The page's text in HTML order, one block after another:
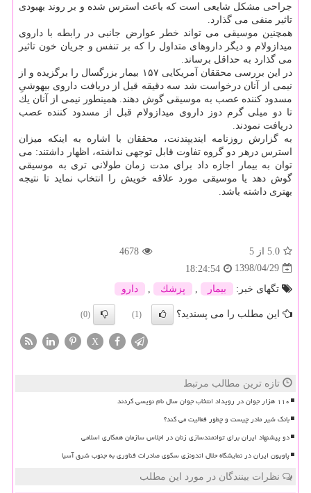
جراحی مشكل شایعی است كه باعث استرس شده و بر روند بهبودی
تاثیر منفی می گذارد.
همچنین موسیقی می تواند خطر عوارض جانبی در رابطه با داروی
میدازولام و دیگر داروهای متداول را كه بر تنفس و جریان خون تاثیر
می گذارد به حداقل برساند.
در این بررسی محققان آمریكایی ۱۵۷ بیمار بزرگسال را برگزیده و از
نیمی از آنان درخواست شد سه دقیقه قبل از دریافت داروی بیهوشیِ
مسدود كننده عصب به موسیقی گوش دهند. همینطور نیمی از آنان یك
تا دو میلی گرم دوز داروی میدازولام قبل از مسدود كننده عصب
دریافت نمودند.
به گزارش روزنامه ایندیپندنت، محققان با اشاره به اینكه میزان
استرس درهر دو گروه تفاوت قابل توجهی نداشته، اظهار داشتند: می
توان به بیمار اجازه داد برای مدت زمان طولانی تری به موسیقی
گوش دهد یا موسیقی مورد علاقه خویش را انتخاب نماید تا نتیجه
بهتری داشته باشد.
5.0 از 5
4678
1398/04/29
18:24:54
تگهای خبر:
بیمار پزشك دارو
این مطلب را می پسندید؟ (1)
(0)
X
تازه ترین مطالب مرتبط
۱۱۰ هزار جوان در رویداد انتخاب جوان سال نام نویسی کردند
بانک شیر مادر چیست و چطور فعالیت می کند؟
دو پیشنهاد ایران برای توانمندسازی زنان در اجلاس سازمان همکاری اسلامی
پاویون ایران در نمایشگاه حلال اندونزی سکوی صادرات فناوری به جنوب شرق آسیا
نظرات بینندگان در مورد این مطلب